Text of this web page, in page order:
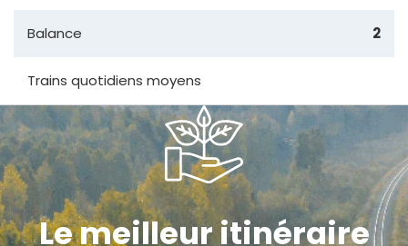
Balance 2
Trains quotidiens moyens
Le meilleur itinéraire